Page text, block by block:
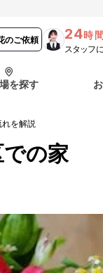
のご依頼 24時
スタッフ
を探す
？
れを解説
での家